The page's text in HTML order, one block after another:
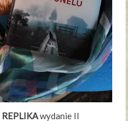
REPLIKAwydanie II